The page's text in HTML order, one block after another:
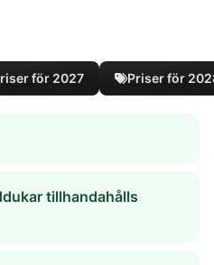
för 2027 Priser för
tillhandahålls